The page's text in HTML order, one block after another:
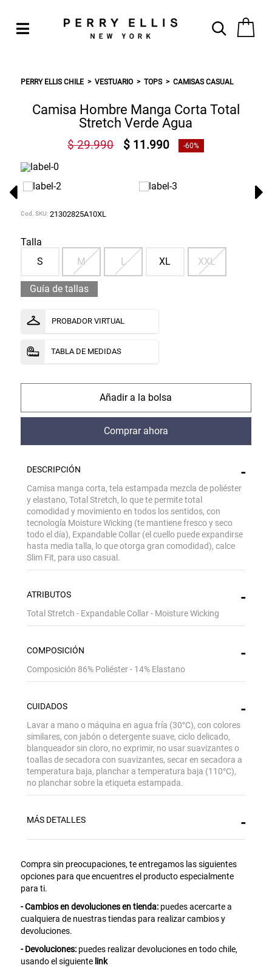
PERRY ELLIS CHILE VESTUARIO TOPS CAMISAS CASUAL
Camisa Hombre Manga Corta Total
Stretch Verde Agua
$ 29.990 $ 11.990 -60%
Cod. SKU: 21302825A10XL
Talla
S
M L XL XXL
Guía de tallas
PROBADOR VIRTUAL
TABLA DE MEDIDAS
comprar
comprar
DESCRIPCIÓN
Camisa manga corta, tela estampada mezcla de poliéster
y elastano, Total Stretch, lo que te permite total
comodidad y movimiento en todos los sentidos, con
tecnología Moisture Wicking (te mantiene fresco y seco
todo el día), Expandable Collar (el cuello puede expandirse
hasta media talla, lo que otorga gran comodidad), calce
Slim Fit, para uso casual.
ATRIBUTOS
Total Stretch - Expandable Collar - Moisture Wicking
COMPOSICIÓN
Composición 86% Poliéster - 14% Elastano
CUIDADOS
Lavar a mano o máquina en agua fría (30°C), con colores
similares, con jabón o detergente suave, ciclo delicado,
blanqueador sin cloro, no exprimir, no usar suavizantes o
toallas de secadora con suavizantes, secar en secadora a
temperatura baja, planchar a temperatura baja (110°C),
no planchar sobre la etiqueta estampada.
MÁS DETALLES
Compra sin preocupaciones, te entregamos las siguientes
opciones para que encuentres el producto especialmente
para ti.
- Cambios en devoluciones en tienda:puedes acercarte a
cualquiera de nuestras tiendas para realizar cambios y
devoluciones.
- Devoluciones:puedes realizar devoluciones en todo chile,
usando el siguiente link
compra. Valido por 72 hrs.
SUSPE01